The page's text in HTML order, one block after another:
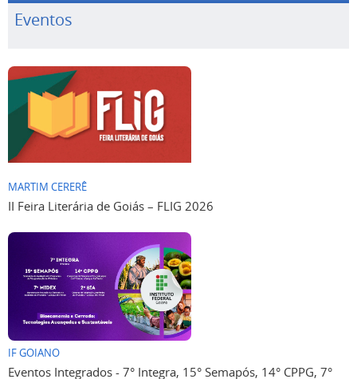
Eventos
MARTIM CERERÊ
II Feira Literária de Goiás – FLIG 2026
IF GOIANO
Eventos Integrados - 7° Integra, 15° Semapós, 14° CPPG, 7°